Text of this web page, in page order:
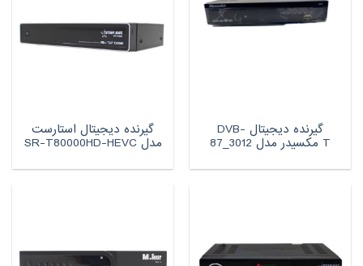
گیرنده دیجیتال DVB-
T مکسیدر مدل 3012_87
گیرنده دیجیتال استارست
مدل SR-T80000HD-HEVC